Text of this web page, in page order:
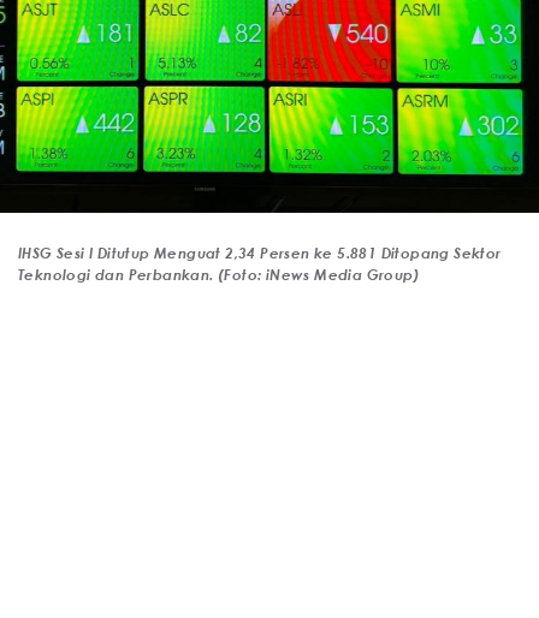
IHSG Sesi I Ditutup Menguat 2,34 Persen ke 5.881 Ditopang Sektor
Teknologi dan Perbankan. (Foto: iNews Media Group)